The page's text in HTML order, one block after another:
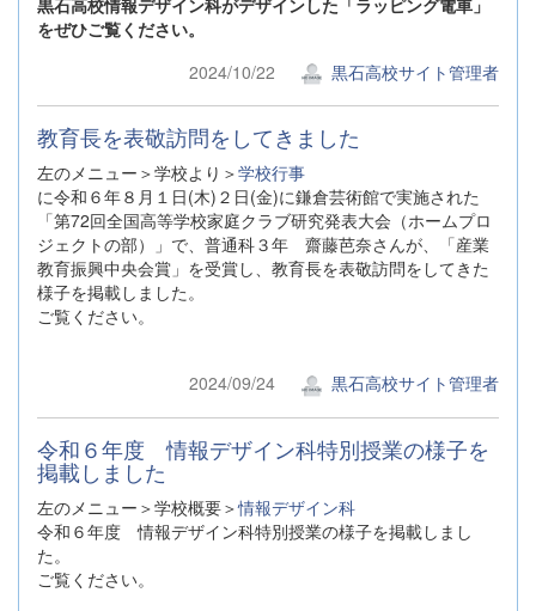
黒石高校情報デザイン科がデザインした「ラッピング電車」
をぜひご覧ください。
2024/10/22
黒石高校サイト管理者
教育長を表敬訪問をしてきました
左のメニュー＞学校より＞学校行事
に令和６年８月１日(木)２日(金)に鎌倉芸術館で実施された
「第72回全国高等学校家庭クラブ研究発表大会（ホームプロ
ジェクトの部）」で、普通科３年 齋藤芭奈さんが、「産業
教育振興中央会賞」を受賞し、教育長を表敬訪問をしてきた
様子を掲載しました。
ご覧ください。
2024/09/24 黒石高校サイト管理者
令和６年度 情報デザイン科特別授業の様子を
掲載しました
左のメニュー＞学校概要＞情報デザイン科
令和６年度 情報デザイン科特別授業の様子を掲載しまし
た。
ご覧ください。